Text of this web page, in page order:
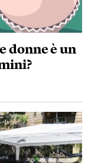
donne è un